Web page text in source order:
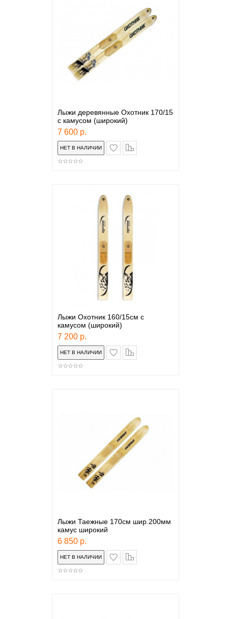
Лыжи деревянные Охотник 170/15
с камусом (широкий)
7 600 р.
в закладки
Лыжи Охотник 160/15см с
камусом (широкий)
7 200 р.
в закладки
Лыжи Таежные 170см шир.200мм
камус широкий
6 850 р.
в закладки